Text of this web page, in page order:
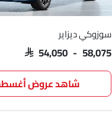
سوزوكي ديزاير
SAR 54,050 - 58,075
شاهد عروض